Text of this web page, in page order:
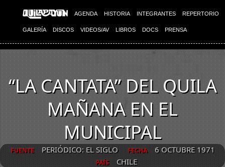
AGENDA HISTORIA INTEGRANTES REPERTORIO
GALERÍA DISCOS VIDEOS/AV LIBROS DOCS PRENSA
“LA CANTATA” DEL QUILA
MAÑANA EN EL
MUNICIPAL
FUENTE PERIÓDICO: EL SIGLO FECHA 6 OCTUBRE 1971
PAÍS CHILE